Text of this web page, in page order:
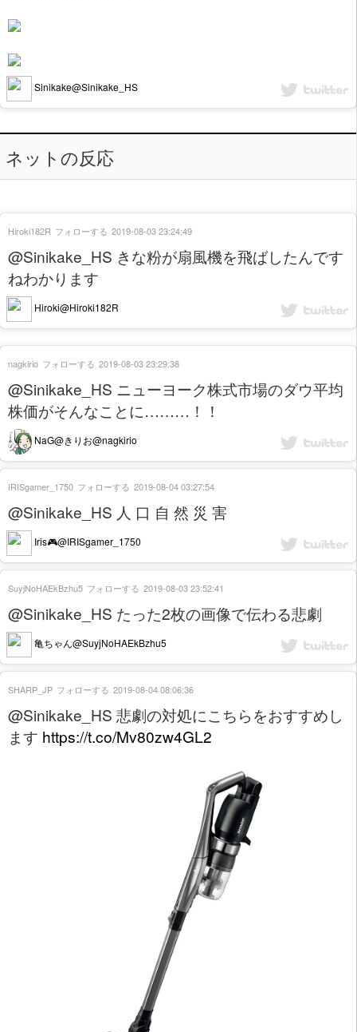
Sinikake@Sinikake_HS
ネットの反応
@Sinikake_HS きな粉が扇風機を飛ばしたんです
ねわかります
Hiroki@Hiroki182R
Hiroki182R フォローする 2019-08-03 23:24:49
@Sinikake_HS ニューヨーク株式市場のダウ平均
株価がそんなことに………！！
NaG@きりお@nagkirio
nagkirio フォローする 2019-08-03 23:29:38
@Sinikake_HS 人 口 自 然 災 害
Iris🎮@IRISgamer_1750
IRISgamer_1750 フォローする 2019-08-04 03:27:54
@Sinikake_HS たった2枚の画像で伝わる悲劇
亀ちゃん@SuyjNoHAEkBzhu5
SuyjNoHAEkBzhu5 フォローする 2019-08-03 23:52:41
@Sinikake_HS 悲劇の対処にこちらをおすすめし
ます https://t.co/Mv80zw4GL2
SHARP_JP フォローする 2019-08-04 08:06:36